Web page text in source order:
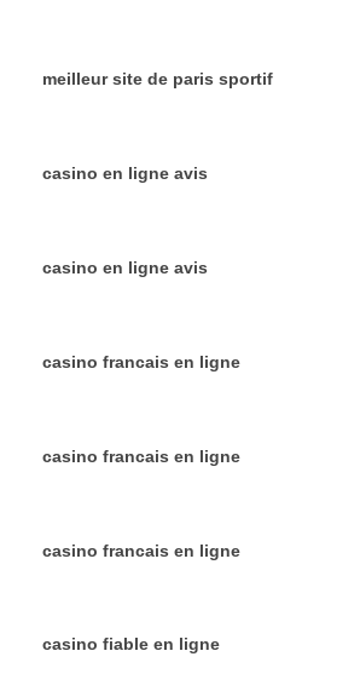
meilleur site de paris sportif
casino en ligne avis
casino en ligne avis
casino francais en ligne
casino francais en ligne
casino francais en ligne
casino fiable en ligne